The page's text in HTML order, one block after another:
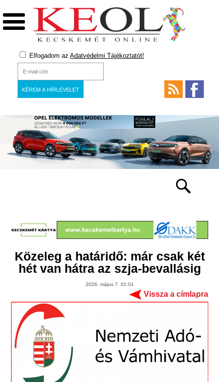
Elfogadom az Adatvédelmi Tájékoztatót!
Közeleg a határidő: már csak két
hét van hátra az szja-bevallásig
2026. május 7. 01:01
Vissza a címlapra